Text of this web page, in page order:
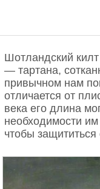
Шотландский
— тартана,
привычном нам
отличается от
века его длина
необходимости
чтобы защититься